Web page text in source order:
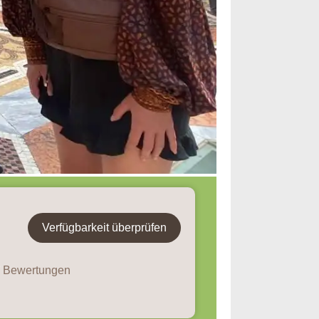
Verfügbarkeit überprüfen